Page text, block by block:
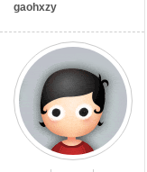
gaohxzy